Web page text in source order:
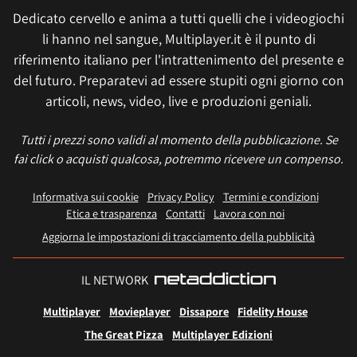
Dedicato cervello e anima a tutti quelli che i videogiochi
li hanno nel sangue, Multiplayer.it è il punto di
riferimento italiano per l'intrattenimento del presente e
del futuro. Preparatevi ad essere stupiti ogni giorno con
articoli, news, video, live e produzioni geniali.
Tutti i prezzi sono validi al momento della pubblicazione. Se
fai click o acquisti qualcosa, potremmo ricevere un compenso.
Informativa sui cookie Privacy Policy
Termini e condizioni
Etica e trasparenza Contatti
Lavora con noi
Aggiorna le impostazioni di tracciamento della pubblicità
IL NETWORK
Multiplayer Movieplayer Dissapore
Fidelity House
The Great Pizza
Multiplayer Edizioni